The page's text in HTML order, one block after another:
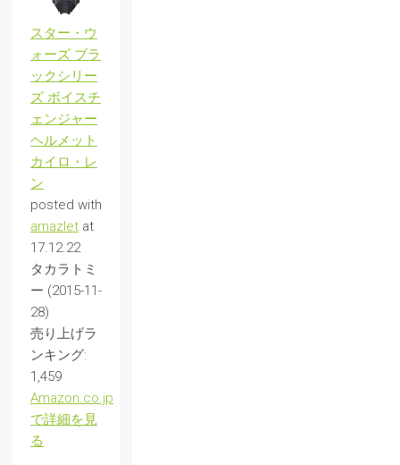
スター・ウ
ォーズ ブラ
ックシリー
ズ ボイスチ
ェンジャー
ヘルメット
カイロ・レ
ン
posted with
amazlet at
17.12.22
タカラトミ
ー (2015-11-
28)
売り上げラ
ンキング:
1,459
Amazon.co.jp
で詳細を見
る